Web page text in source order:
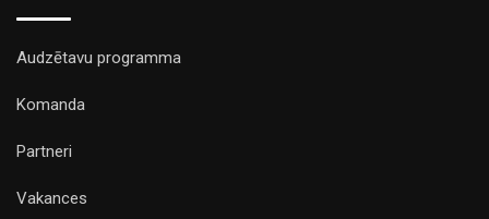
Audzētavu programma
Komanda
Partneri
Vakances